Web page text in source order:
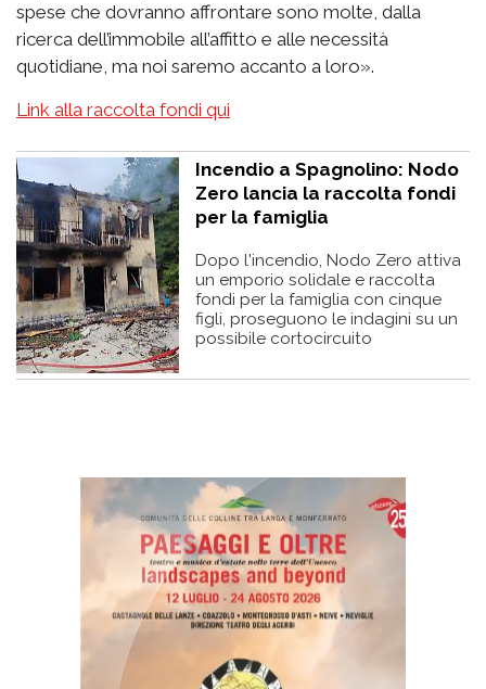
spese che dovranno affrontare sono molte, dalla
ricerca dell’immobile all’affitto e alle necessità
quotidiane, ma noi saremo accanto a loro».
Link alla raccolta fondi qui
Incendio a Spagnolino: Nodo
Zero lancia la raccolta fondi
per la famiglia
Dopo l'incendio, Nodo Zero attiva
un emporio solidale e raccolta
fondi per la famiglia con cinque
figli, proseguono le indagini su un
possibile cortocircuito